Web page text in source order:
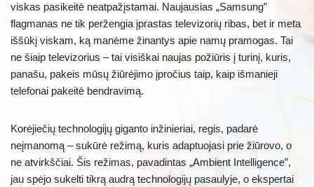
viskas pasikeitė neatpažįstamai. Naujausias „Samsung”
flagmanas ne tik peržengia įprastas televizorių ribas, bet ir meta
iššūkį viskam, ką manėme žinantys apie namų pramogas. Tai
ne šiaip televizorius – tai visiškai naujas požiūris į turinį, kuris,
panašu, pakeis mūsų žiūrėjimo įpročius taip, kaip išmanieji
telefonai pakeitė bendravimą.
Korėjiečių technologijų giganto inžinieriai, regis, padarė
neįmanomą – sukūrė režimą, kuris adaptuojasi prie žiūrovo, o
ne atvirkščiai. Šis režimas, pavadintas „Ambient Intelligence”,
jau spėjo sukelti tikrą audrą technologijų pasaulyje, o ekspertai